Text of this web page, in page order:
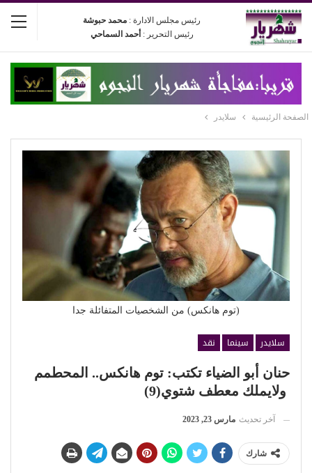
رئيس مجلس الادارة : محمد حبوشة
رئيس التحرير : أحمد السماحي
الصفحة الرئيسية سلايدر
(توم هانكس) من الشخصيات المتفائلة جدا
سلايدر سينما
نقد
حنان أبو الضياء تكتب: توم هانكس.. المحطمم
ولايملك معطف شتوي(9)
آخر تحديث مارس 23, 2023
شارك